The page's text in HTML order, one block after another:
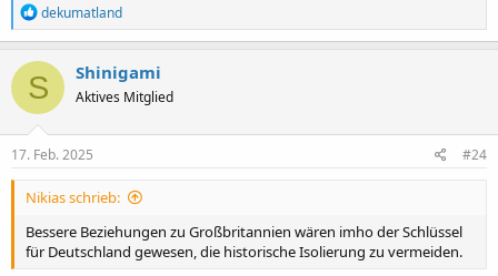
R
e
a
k
t
i
o
n
e
:
dekumatland
S Shinigami
Aktives Mitglied
17. Feb. 2025 #24
Nikias schrieb:
Bessere Beziehungen zu Großbritannien wären imho der Schlüssel
für Deutschland gewesen, die historische Isolierung zu vermeiden.